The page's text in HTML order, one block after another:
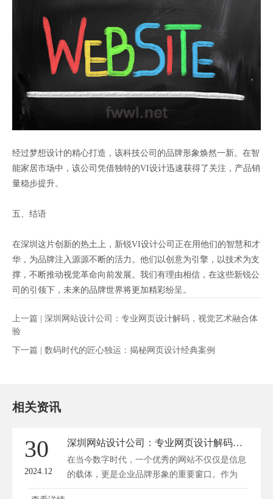
经过梦想设计的精心打造，该科技公司的品牌形象焕然一新。在智
能家居市场中，该公司凭借独特的VI设计迅速获得了关注，产品销
量稳步提升。
五、结语
在深圳这片创新的热土上，新锐VI设计公司正在用他们的智慧和才
华，为品牌注入源源不断的活力。他们以创意为引擎，以技术为支
撑，不断推动视觉革命向前发展。我们有理由相信，在这些新锐公
司的引领下，未来的品牌世界将更加精彩纷呈。
上一篇 | 深圳网站设计公司：专业网页设计解码，视觉艺术融合体
验
下一篇 | 数码时代的匠心独运：揭秘网页设计经典案例
相关资讯
30
2024.12
深圳网站设计公司：专业网页设计解码，视觉艺术融合体验
在当今数字时代，一个优秀的网站不仅仅是信息
的载体，更是企业品牌形象的重要窗口。作为
深...